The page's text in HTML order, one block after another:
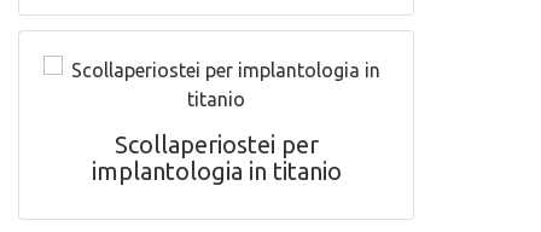
Scollaperiostei per
implantologia in titanio